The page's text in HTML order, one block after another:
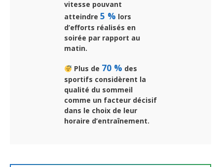
vitesse pouvant
atteindre 5 % lors
d’efforts réalisés en
soirée par rapport au
matin.
Plus de 70 % des
sportifs considèrent la
qualité du sommeil
comme un facteur décisif
dans le choix de leur
horaire d’entraînement.